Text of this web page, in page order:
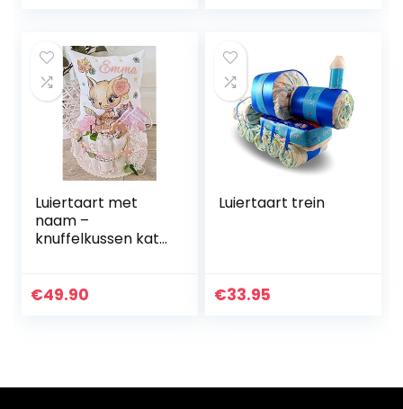
Luiertaart met
naam –
knuffelkussen kat I
babyshower,
€49.90
Luiertaart trein
€33.95